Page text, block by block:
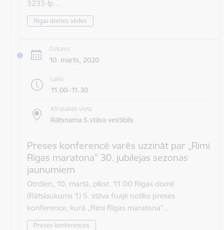
3233-lp…
Rīgas domes sēdes
Datums
10. marts, 2020
Laiks
11.00–11.30
Atrašanās vieta
Rātsnama 5.stāva vestibils
Preses konferencē varēs uzzināt par „Rimi
Rīgas maratona” 30. jubilejas sezonas
jaunumiem
Otrdien, 10. martā, plkst. 11.00 Rīgas domē
(Rātslaukums 1) 5. stāva foajē notiks preses
konference, kurā „Rimi Rīgas maratona”…
Preses konferences